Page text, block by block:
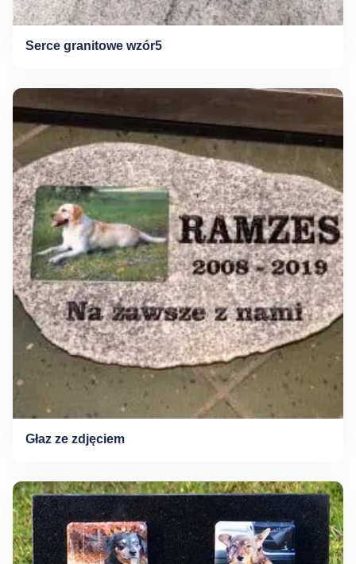
Serce granitowe wzór5
Głaz ze zdjęciem